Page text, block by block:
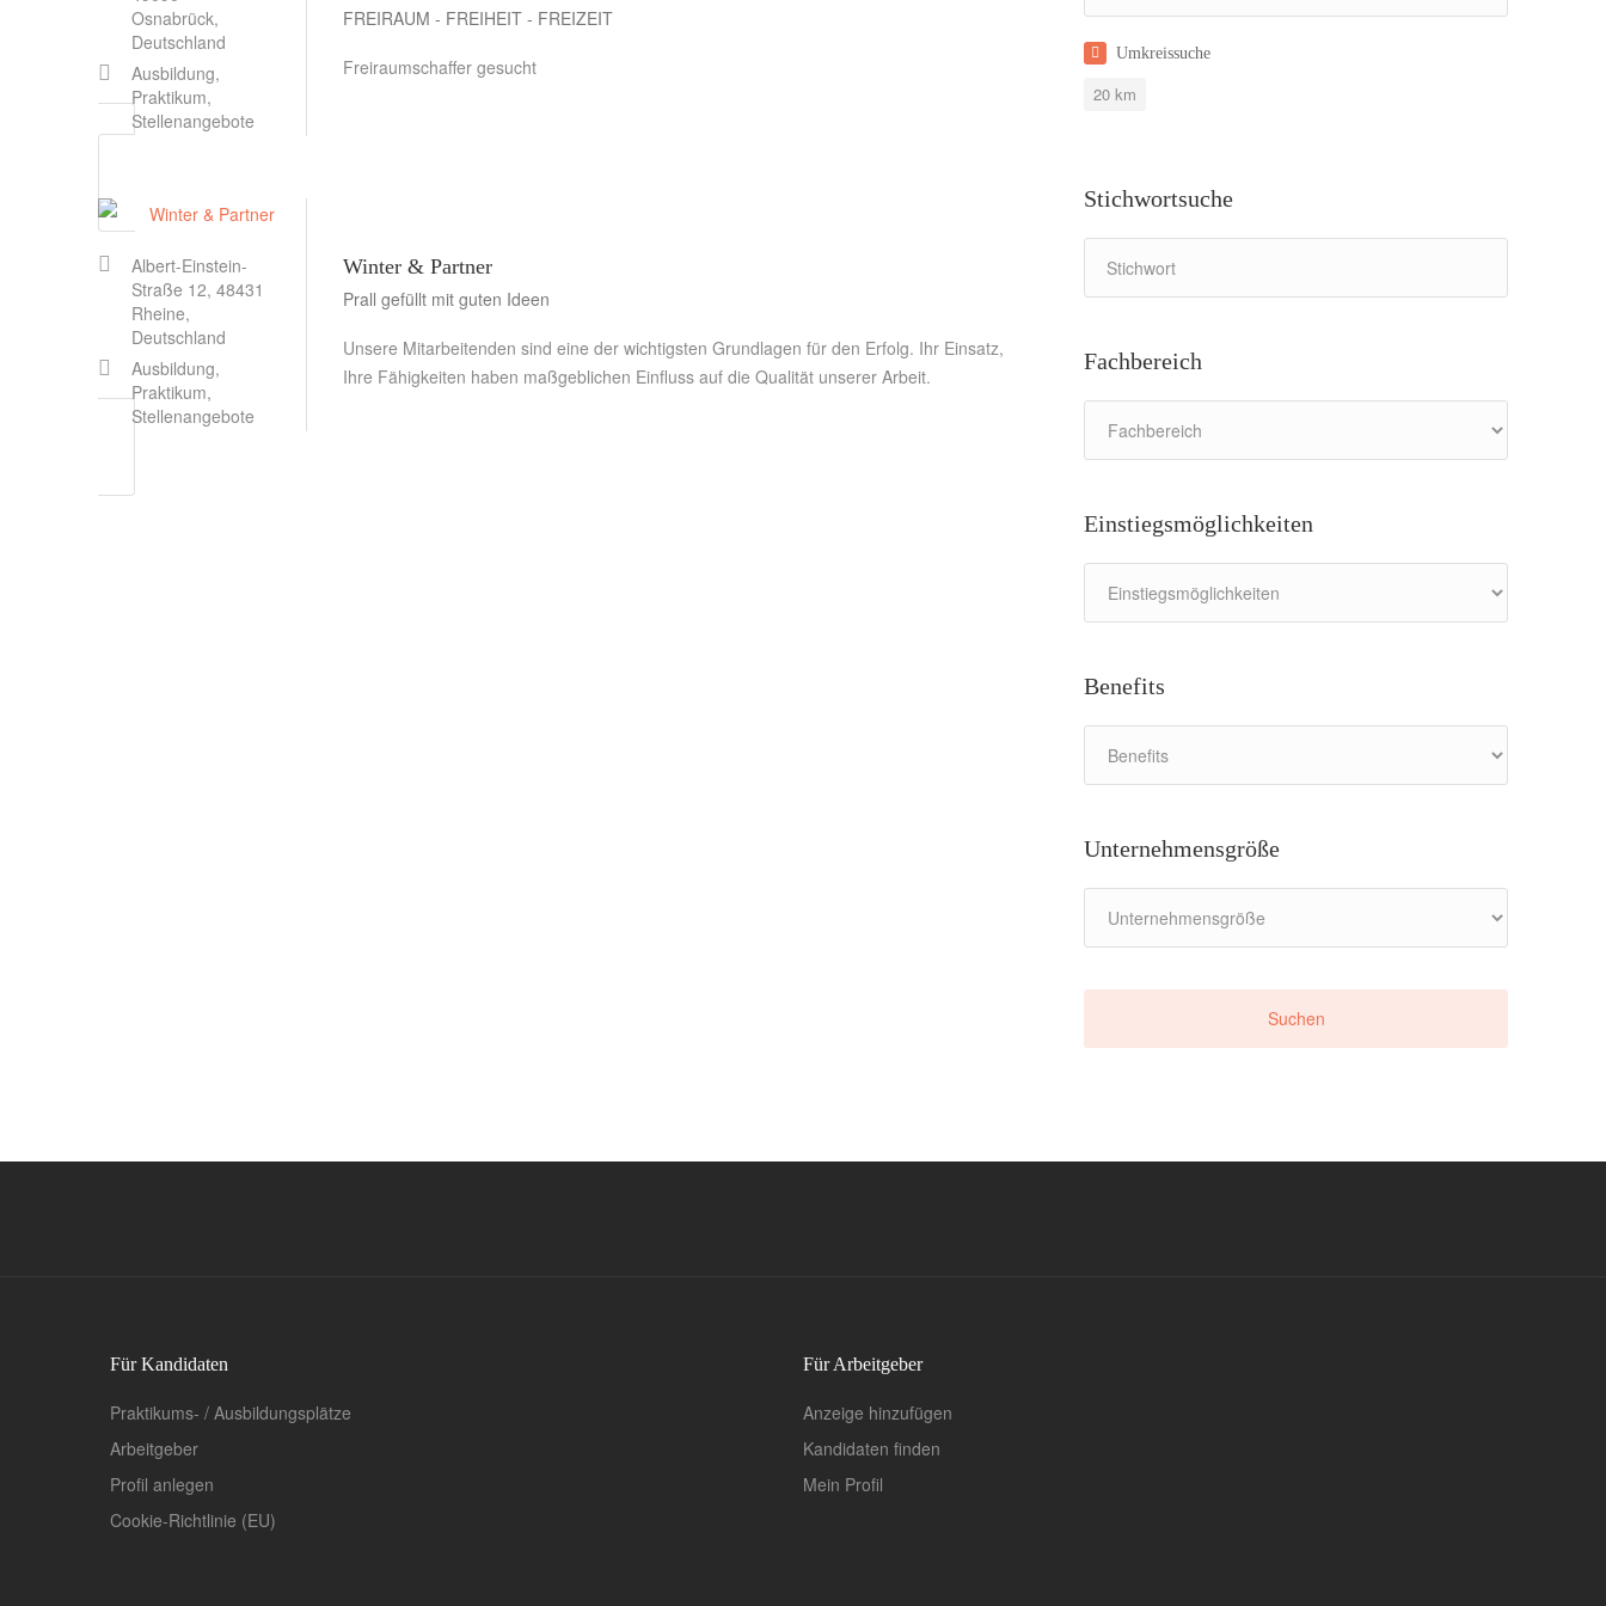
Umkreissuche
20 km
Stichwortsuche
Fachbereich
Einstiegsmöglichkeiten
Benefits
Unternehmensgröße
Osnabrück,
Deutschland
Ausbildung,
Praktikum,
Stellenangebote
FREIRAUM - FREIHEIT - FREIZEIT
Freiraumschaffer gesucht
Albert-Einstein-
Straße 12, 48431
Rheine,
Deutschland
Ausbildung,
Praktikum,
Stellenangebote
Winter & Partner
Prall gefüllt mit guten Ideen
Unsere Mitarbeitenden sind eine der wichtigsten Grundlagen für den Erfolg. Ihr Einsatz,
Ihre Fähigkeiten haben maßgeblichen Einfluss auf die Qualität unserer Arbeit.
Für Kandidaten
Praktikums- / Ausbildungsplätze
Arbeitgeber
Profil anlegen
Cookie-Richtlinie (EU)
Für Arbeitgeber
Anzeige hinzufügen
Kandidaten finden
Mein Profil